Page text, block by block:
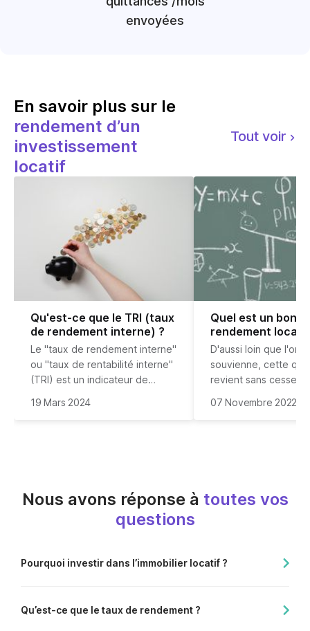
envoyées
En savoir plus sur le
rendement d’un
investissement
locatif
Tout voir
Qu'est-ce que le TRI (taux
de rendement interne) ?
Le "taux de rendement interne"
ou "taux de rentabilité interne"
(TRI) est un indicateur de
les investisseurs. Cet indicateur
19 Mars 2024
Quel est un bon
rendement
D'aussi loin que l'on
souvienne, cette
revient sans cesse
débats. Quel est le
question, nous
07 Novembre 2022
Nous avons réponse à toutes vos
questions
Pourquoi investir dans l’immobilier locatif ?
Qu’est-ce que le taux de rendement ?